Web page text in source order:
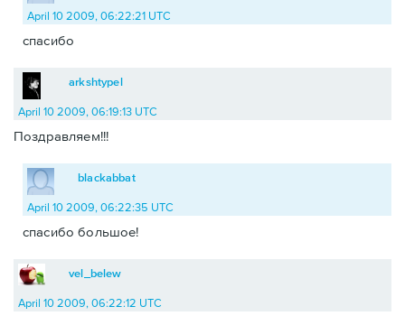
April 10 2009, 06:22:21 UTC
спасибо
arkshtypel
April 10 2009, 06:19:13 UTC
Поздравляем!!!
blackabbat
April 10 2009, 06:22:35 UTC
спасибо большое!
vel_belew
April 10 2009, 06:22:12 UTC